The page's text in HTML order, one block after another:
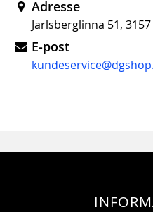
Adresse
Jarlsberglinna 51,
E-post